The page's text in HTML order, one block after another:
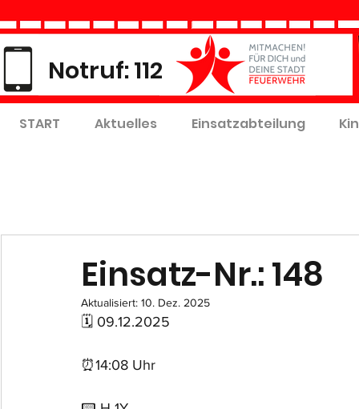
Notruf: 112
START Aktuelles Einsatzabteilung
Einsatz-Nr.: 148
Aktualisiert: 10. Dez. 2025
🗓 09.12.2025
⏰14:08 Uhr